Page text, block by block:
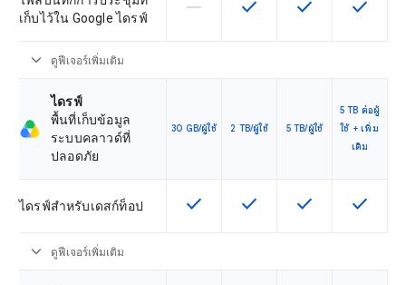
เก็บไว้ใน Google ไดรฟ์
ฟีเจอร์นี้ใช้ไม่ได้กับ SKU นี้
horizontal_rule ฟีเจอร์นี้ใช้ได้กับ SKU
check ฟีเจอร์นี้ใช้ได้กับ
check ฟีเจอร์นี้
check
expand_more ดูฟีเจอร์เพิ่มเติม
ไดรฟ์
พื้นที่เก็บข้อมูล
ระบบคลาวด์ที่
ปลอดภัย
30 GB/ผู้ใช้ 2 TB/ผู้ใช้ 5 TB/ผู้ใช้
5 TB ต่อผู้
ใช้ + เพิ่ม
เติม
ไดรฟ์สำหรับเดสก์ท็อป ฟีเจอร์นี้ใช้ได้กับ SKU
check ฟีเจอร์นี้ใช้ได้กับ SKU
check ฟีเจอร์นี้ใช้ได้กับ
check ฟีเจอร์นี้
check
expand_more ดูฟีเจอร์เพิ่มเติม